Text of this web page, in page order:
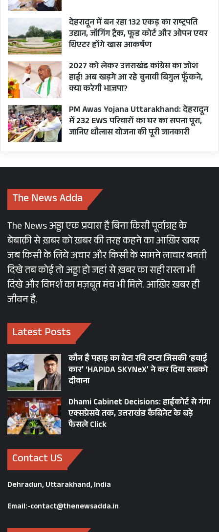
धामी की चंपावत में जीत सुनिश्चित करने के लिए भगतदा
के इशारे पर ही आईएएस नरेंद्र सिंह भंडारी को डीएम
बनाकर भेजा गया तथा कैलाश गहतोड़ी के साथ अपने
विश्वस्त शिष्य और मंत्री चंदन राम दास की डयूटी लगाई
गई। विधायक सुरेश गढ़िया भी चंपावत उपचुनाव को लेकर
डटे हैं और कुमाऊं की सारी ‘टीम कोश्यारी’ चंपावत
कर रही ताकि धामी की निर्विघ्न जीत सुनिश्चित हो सके।
भगतदा रेगुलर टच में रहकर पूरी सियासी पिक्चर पर नजर
बनाए हुए हैं ताकि पार्टी के कुछ विघ्नसंतोषी खटीमा का खेल
न दोहरा सकें।
पहाड़ प्रदेश में भाजपा की बिग पिक्चर पर नजर दौड़ाएँ तो
आज खंडूरी-निशंक कैंप कहीं एग्जिस्ट नहीं करते नजर
आते हैं। अलबत्ता एक जमाने में भगतदा के सियासी शिष्य
रहे पूर्व सीएम टीएसआर ही हैं जो सीएम धामी के लिए
किसी न किसी रूप में चुनौती पेश कर भगतदा की
राजनीति को चैलेंज करते दिखते हैं।
देहरादून में बन रहा 132 एकड़ का राष्ट्रपति
उद्यान, जॉगिंग ट्रैक, फूड कोर्ट और ओपन एयर
थिएटर होंगे खास आकर्षण
2027 को लेकर उत्तराखंड कांग्रेस का जोश
हाई! अब खड़गे आ रहे चुनावी बिगुल फूँकने,
क्या करेगी भाजपा?
PM Awas Yojana Uttarakhand: देहरादून
में 232 EWS परिवारों का घर का सपना पूरा,
जानिए धौलास योजना की पूरी जानकारी
The News Adda
The News अड्डा एक प्रयास है बिना किसी पूर्वाग्रह के
बेबाक़ी से ख़बर को ख़बर की तरह कहने का आख़िर खबर
जब किसी के लिये अचार और किसी के सामने लाचार बनती
दिखे तब कोई तो अड्डा हो जहां से ख़बर का सही रास्ता भी
दिखे और विमर्श का मज़बूत मंच भी मिले. आख़िर ख़बर ही
जीवन है.
Latest Posts
कौन है पहाड़ का बेटा रवि टम्टा जिसकी ‘हवाई
कार’ ‘HAPIDA SKYNeX’ ने कर दिया सबको
दीवाना
Dhami Cabinet Decisions: हाईकोर्ट से गंगा
एक्सप्रेसवे तक, उत्तराखंड कैबिनेट के बड़े
फैसले Click
Contact US
Dehradun, Uttarakhand, India
Email:-contact@thenewsadda.in